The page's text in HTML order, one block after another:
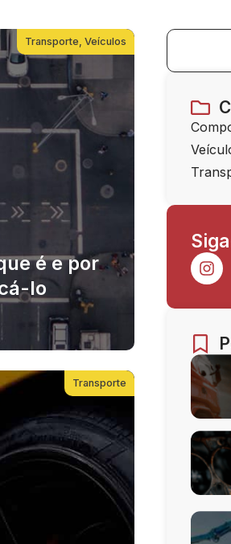
Transporte, Veículos
é e por
lo
Transporte